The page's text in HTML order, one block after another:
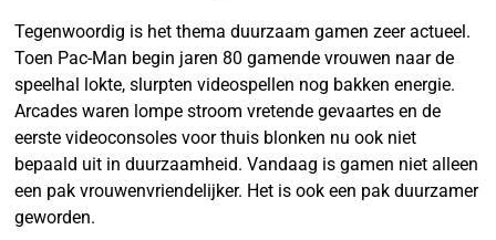
Tegenwoordig is het thema duurzaam gamen zeer actueel.
Toen Pac-Man begin jaren 80 gamende vrouwen naar de
speelhal lokte, slurpten videospellen nog bakken energie.
Arcades waren lompe stroom vretende gevaartes en de
eerste videoconsoles voor thuis blonken nu ook niet
bepaald uit in duurzaamheid. Vandaag is gamen niet alleen
een pak vrouwenvriendelijker. Het is ook een pak duurzamer
geworden.